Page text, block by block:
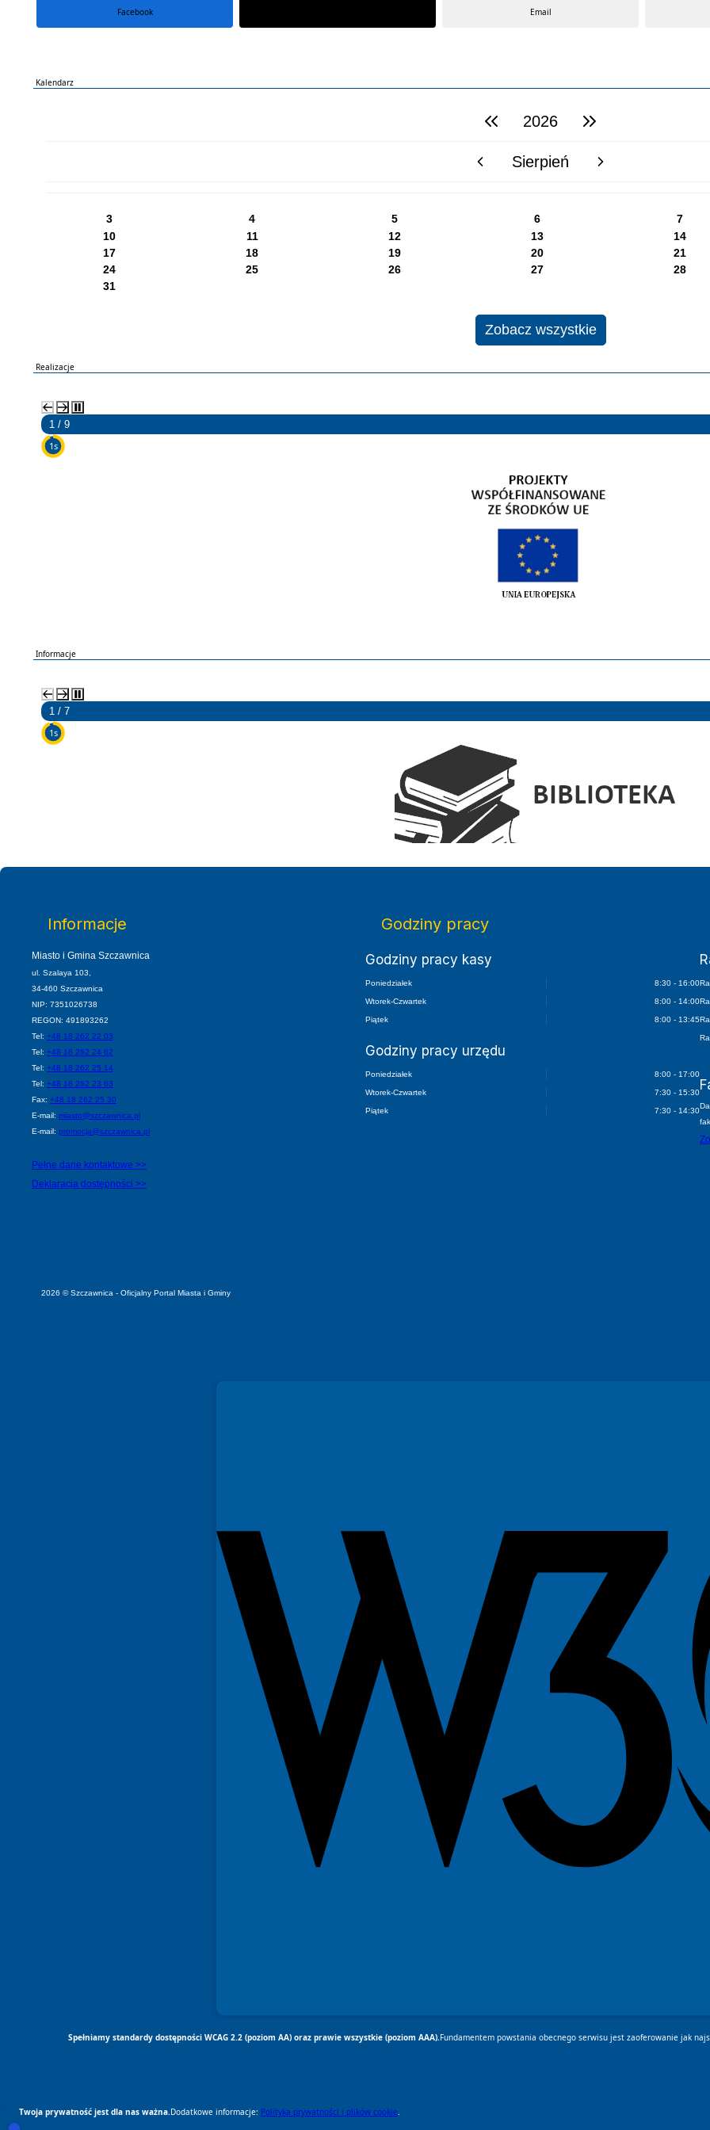
Otwórz ustawienia zgód cookie i zgód RODO
Facebook Email
Kalendarz
poprzedni rok2026 następny rok
poprzedni miesiącSierpień następny miesiąc
3 4 5 6
7
10
11 12 13
14
17
18 19 20
21
24
25 26 27
28
31
Zobacz wszystkie
Realizacje
2 / 9
5s
Gospodarka niskoemisyjna
Informacje
2 / 7
5s
Elektroniczny Dziennik Urzędowy
Informacje
Miasto i Gmina Szczawnica
ul. Szalaya 103,
34-460 Szczawnica
NIP: 7351026738
REGON: 491893262
Tel: +48 18 262 22 03
Tel: +48 18 262 24 62
Tel: +48 18 262 25 14
Tel: +48 18 262 23 63
Fax: +48 18 262 25 30
E-mail: miasto@szczawnica.pl
E-mail: promocja@szczawnica.pl
Pełne dane kontaktowe >>
Deklaracja dostępności >>
Godziny pracy
Godziny pracy kasy
Poniedziałek 8:30 - 16:00
Wtorek-Czwartek 8:00 - 14:00
Piątek 8:00 - 13:45
Godziny pracy urzędu
Poniedziałek 8:00 - 17:00
Wtorek-Czwartek 7:30 - 15:30
Piątek 7:30 - 14:30
2026 © Szczawnica - Oficjalny Portal Miasta i Gminy
Spełniamy standardy dostępności WCAG 2.2 (poziom AA) oraz prawie wszystkie (poziom AAA).Fundamentem powstania obecnego serwisu jest zaoferowanie jak
RODO Zgodne
RODO przyjazne narzędzia
Twoja prywatność jest dla nas ważna.Dodatkowe informacje: Polityka prywatności i plików cookie